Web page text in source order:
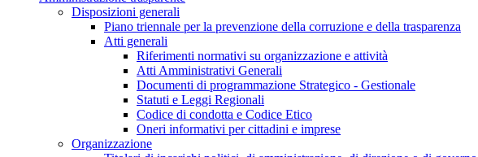
Disposizioni generali
Piano triennale per la prevenzione della corruzione e della trasparenza
Atti generali
Riferimenti normativi su organizzazione e attività
Atti Amministrativi Generali
Documenti di programmazione Strategico - Gestionale
Statuti e Leggi Regionali
Codice di condotta e Codice Etico
Oneri informativi per cittadini e imprese
Organizzazione